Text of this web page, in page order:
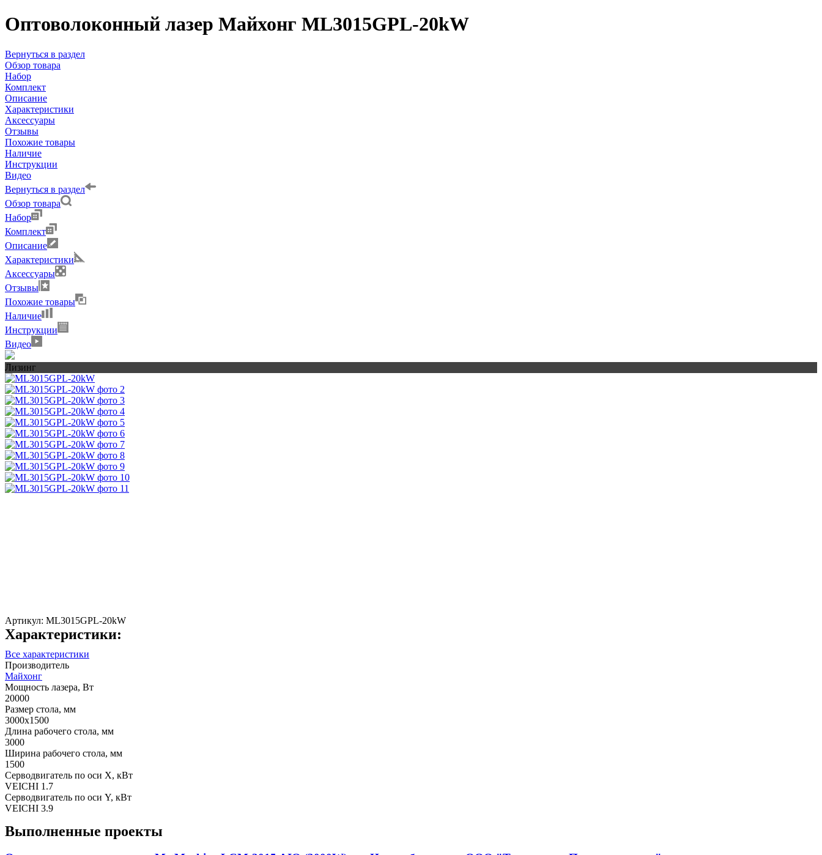
Оптоволоконный лазер Майхонг ML3015GPL-20kW
Вернуться в раздел
Обзор товара
Набор
Комплект
Описание
Характеристики
Аксессуары
Отзывы
Похожие товары
Наличие
Инструкции
Видео
Вернуться в раздел
Обзор товара
Набор
Комплект
Описание
Характеристики
Аксессуары
Отзывы
Похожие товары
Наличие
Инструкции
Видео
Лизинг
Артикул: ML3015GPL-20kW
Характеристики:
Все характеристики
Производитель
Майхонг
Мощность лазера, Вт
20000
Размер стола, мм
3000х1500
Длина рабочего стола, мм
3000
Ширина рабочего стола, мм
1500
Серводвигатель по оси X, кВт
VEICHI 1.7
Серводвигатель по оси Y, кВт
VEICHI 3.9
Выполненные проекты